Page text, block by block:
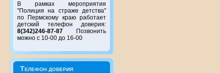
В рамках мероприятия
"Полиция на страже детства"
по Пермскому краю работает
детский телефон доверия:
8(342)246-87-87 Позвонить
можно с 10-00 до 16-00
Телефон доверия